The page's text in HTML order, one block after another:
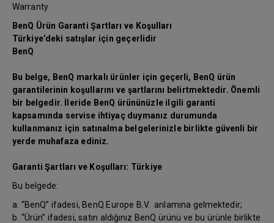
Warranty
BenQ Ürün Garanti Şartları ve Koşulları
Türkiye’deki satışlar için geçerlidir
BenQ
Bu belge, BenQ markalı ürünler için geçerli, BenQ ürün
garantilerinin koşullarını ve şartlarını belirtmektedir. Önemli
bir belgedir. İleride BenQ ürününüzle ilgili garanti
kapsamında servise ihtiyaç duymanız durumunda
kullanmanız için satınalma belgelerinizle birlikte güvenli bir
yerde muhafaza ediniz.
Garanti Şartları ve Koşulları: Türkiye
Bu belgede:
a. “BenQ” ifadesi, BenQ Europe B.V. anlamına gelmektedir;
b. “Ürün” ifadesi, satın aldığınız BenQ ürünü ve bu ürünle birlikte